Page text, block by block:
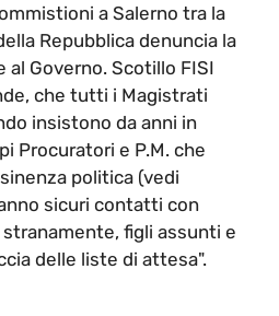
a Salerno tra la
Repubblica denuncia la
al Governo. Scotillo FISI
che tutti i Magistrati
insistono da anni in
Procuratori e P.M. che
politica (vedi
sicuri contatti con
figli assunti e
delle liste di attesa".